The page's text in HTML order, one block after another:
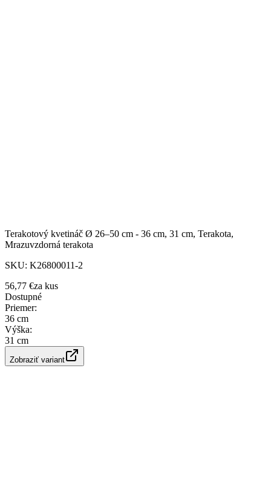
Terakotový kvetináč Ø 26–50 cm - 36 cm, 31 cm, Terakota,
Mrazuvzdorná terakota
SKU: K26800011-2
56,77 €za kus
Dostupné
Priemer:
36 cm
Výška:
31 cm
Zobraziť variant